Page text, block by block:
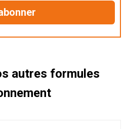
en numérique avant la sortie
résérvées aux
autres formules